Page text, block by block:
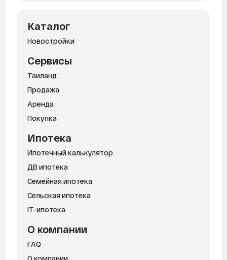
Каталог
Новостройки
Сервисы
Таиланд
Продажа
Аренда
Покупка
Ипотека
Ипотечный калькулятор
ДВ ипотека
Семейная ипотека
Сельская ипотека
IT-ипотека
О компании
FAQ
О компании